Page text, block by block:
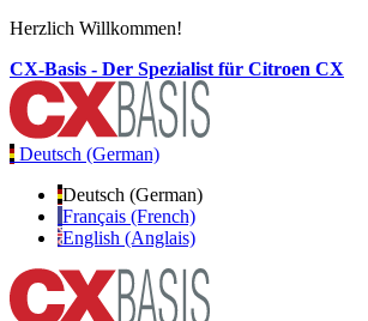
Herzlich Willkommen!
CX-Basis - Der Spezialist für Citroen CX
Deutsch (German)
Deutsch (German)
Français (French)
English (Anglais)